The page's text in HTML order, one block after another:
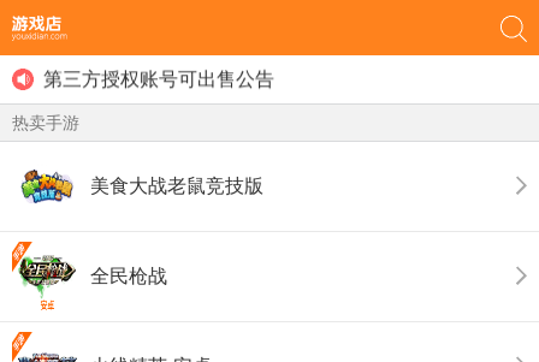
用户最近登录提示的功能发布
第三方授权账号可出售公告
游戏店禁止未成年人进行游戏账号交易！
用户最近登录提示的功能发布
热卖手游
美食大战老鼠竞技版
全民枪战